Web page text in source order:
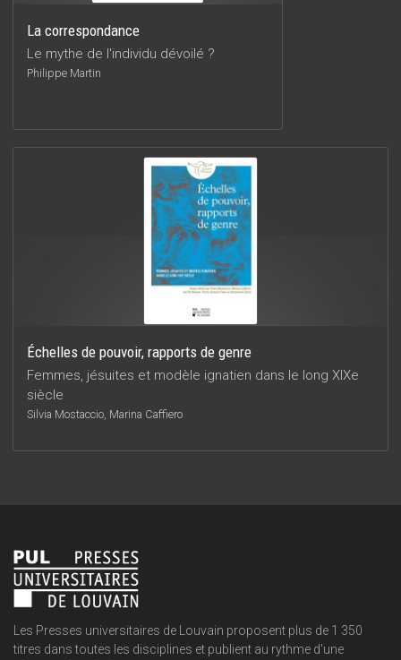
La correspondance
Le mythe de l'individu dévoilé ?
Philippe Martin
Échelles de pouvoir, rapports de genre
Femmes, jésuites et modèle ignatien dans le long XIXe
siècle
Silvia Mostaccio, Marina Caffiero
Les Presses universitaires de Louvain proposent plus de 1 350
titres dans toutes les disciplines et publient au rythme d'une